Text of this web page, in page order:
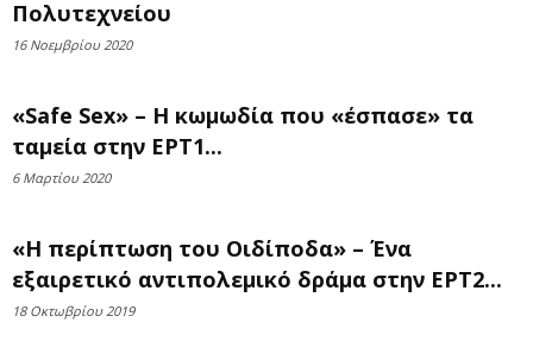
Πολυτεχνείου
16 Νοεμβρίου 2020
«Safe Sex» – Η κωμωδία που «έσπασε» τα
ταμεία στην ΕΡΤ1...
6 Μαρτίου 2020
«Η περίπτωση του Οιδίποδα» – Ένα
εξαιρετικό αντιπολεμικό δράμα στην ΕΡΤ2...
18 Οκτωβρίου 2019